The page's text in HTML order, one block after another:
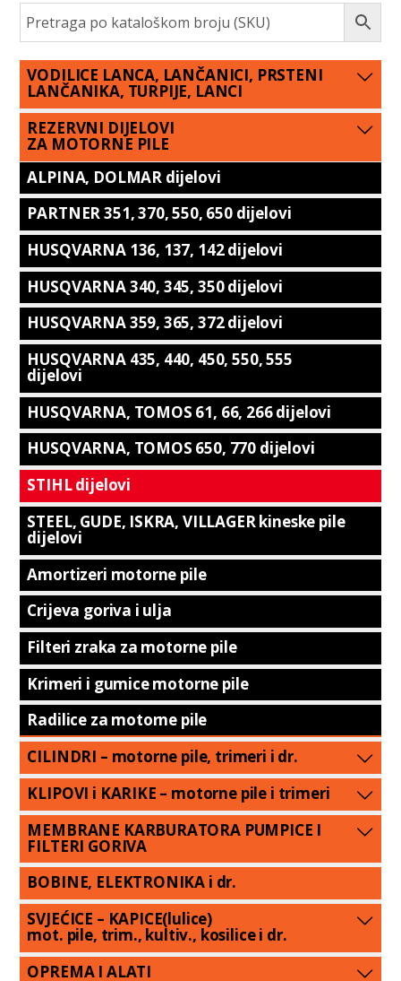
VODILICE LANCA, LANČANICI, PRSTENI
LANČANIKA, TURPIJE, LANCI
REZERVNI DIJELOVI
ZA MOTORNE PILE
ALPINA, DOLMAR dijelovi
PARTNER 351, 370, 550, 650 dijelovi
HUSQVARNA 136, 137, 142 dijelovi
HUSQVARNA 340, 345, 350 dijelovi
HUSQVARNA 359, 365, 372 dijelovi
HUSQVARNA 435, 440, 450, 550, 555
dijelovi
HUSQVARNA, TOMOS 61, 66, 266 dijelovi
HUSQVARNA, TOMOS 650, 770 dijelovi
STIHL dijelovi
STEEL, GUDE, ISKRA, VILLAGER kineske pile
dijelovi
Amortizeri motorne pile
Crijeva goriva i ulja
Filteri zraka za motorne pile
Krimeri i gumice motorne pile
Radilice za motorne pile
CILINDRI – motorne pile, trimeri i dr.
KLIPOVI i KARIKE – motorne pile i trimeri
MEMBRANE KARBURATORA PUMPICE I
FILTERI GORIVA
BOBINE, ELEKTRONIKA i dr.
SVJEĆICE – KAPICE(lulice)
mot. pile, trim., kultiv., kosilice i dr.
OPREMA I ALATI